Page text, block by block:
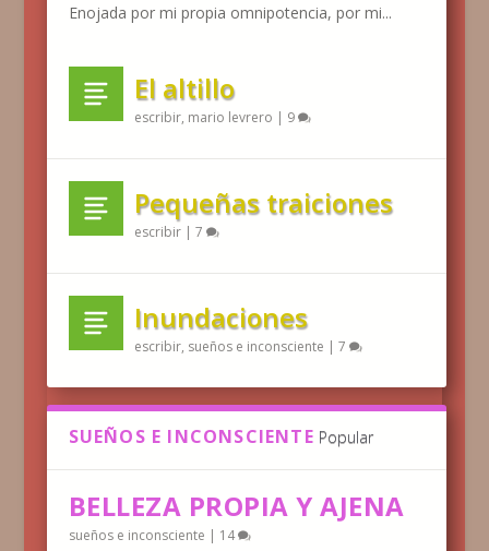
Enojada por mi propia omnipotencia, por mi...
El altillo
escribir, mario levrero | 9
Pequeñas traiciones
escribir| 7
Inundaciones
escribir, sueños e inconsciente | 7
SUEÑOS E INCONSCIENTE Popular
BELLEZA PROPIA Y AJENA
sueños e inconsciente | 14